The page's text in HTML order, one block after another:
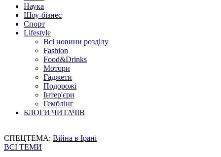
Наука
Шоу-бізнес
Спорт
Lifestyle
Всі новини розділу
Fashion
Food&Drinks
Мотори
Гаджети
Подорожі
Інтер'єри
Гемблінг
БЛОГИ ЧИТАЧІВ
СПЕЦТЕМА: Війна в Ірані
ВСІ ТЕМИ